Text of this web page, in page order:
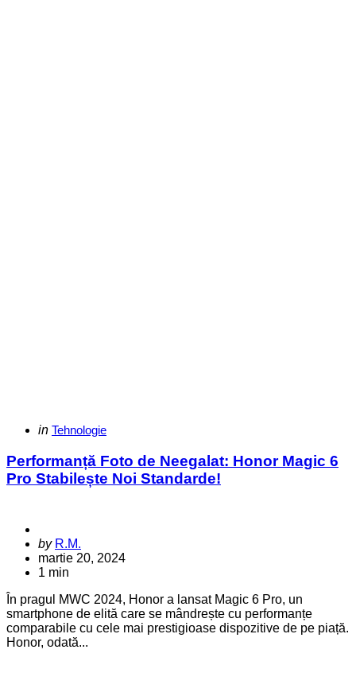
Categories
Posted
in Tehnologie
Performanță Foto de Neegalat: Honor Magic 6
Pro Stabilește Noi Standarde!
Posted
by
by R.M.
martie 20, 2024
1 min
În pragul MWC 2024, Honor a lansat Magic 6 Pro, un
smartphone de elită care se mândrește cu performanțe
comparabile cu cele mai prestigioase dispozitive de pe piață.
Honor, odată...